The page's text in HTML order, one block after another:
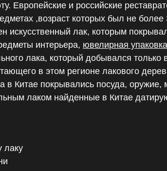
Европейские и российские
,возраст которых был не более
искусственный лак, которым
интерьера, ювелирная упаковка
лака, который добывался только
в этом регионе лакового
в Китае покрывались посуда, оружие,
лаком найденные в Китае
лаку